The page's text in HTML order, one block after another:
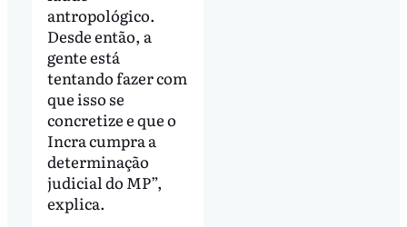
antropológico.
Desde então, a
gente está
tentando fazer com
que isso se
concretize e que o
Incra cumpra a
determinação
judicial do MP”,
explica.